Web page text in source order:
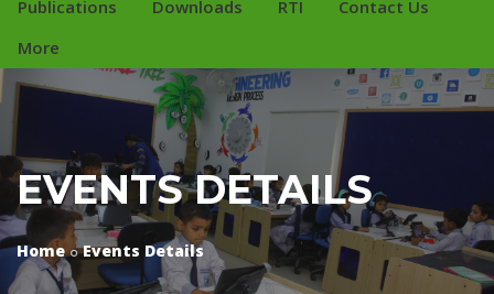
Publications
Downloads RTI
Contact Us
More
EVENTS DETAILS
Home Events Details